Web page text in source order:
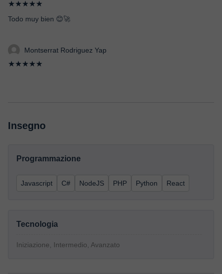
★★★★★
Todo muy bien 😊🚀
Montserrat Rodriguez Yap
★★★★★
Insegno
Programmazione
Javascript C# NodeJS PHP Python React
Tecnologia
Iniziazione, Intermedio, Avanzato